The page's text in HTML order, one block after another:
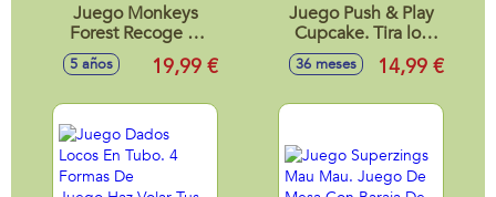
Juego Monkeys
Forest Recoge el
maximo numero
De Frutas
5 años 19,99 €
Juego Push & Play
Cupcake. Tira los
dados y ve
atrapando los
marque y que no te
oponente.
36 meses 14,99 €